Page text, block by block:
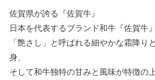
佐賀県が誇る『佐賀牛』
日本を代表するブランド和牛『佐賀牛』
「艶さし」と呼ばれる細やかな霜降り
身、
そして和牛独特の甘みと風味が特徴の